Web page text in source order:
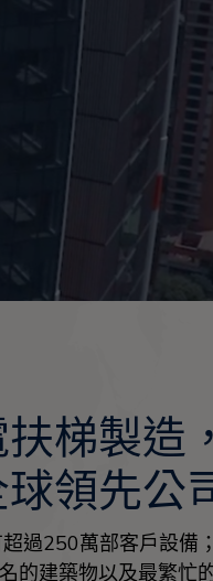
梯製造，
領先公
過250萬部客戶設備
的建築物以及最繁忙